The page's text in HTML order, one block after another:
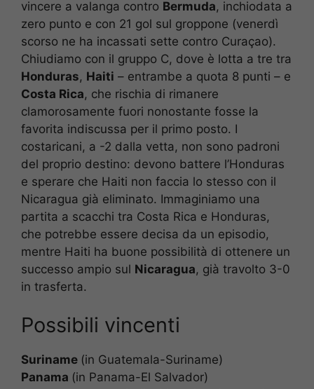
vincere a valanga contro Bermuda, inchiodata a
zero punto e con 21 gol sul groppone (venerdì
scorso ne ha incassati sette contro Curaçao).
Chiudiamo con il gruppo C, dove è lotta a tre tra
Honduras, Haiti – entrambe a quota 8 punti – e
Costa Rica, che rischia di rimanere
clamorosamente fuori nonostante fosse la
favorita indiscussa per il primo posto. I
costaricani, a -2 dalla vetta, non sono padroni
del proprio destino: devono battere l’Honduras
e sperare che Haiti non faccia lo stesso con il
Nicaragua già eliminato. Immaginiamo una
partita a scacchi tra Costa Rica e Honduras,
che potrebbe essere decisa da un episodio,
mentre Haiti ha buone possibilità di ottenere un
successo ampio sul Nicaragua, già travolto 3-0
in trasferta.
Possibili vincenti
Suriname (in Guatemala-Suriname)
Panama (in Panama-El Salvador)